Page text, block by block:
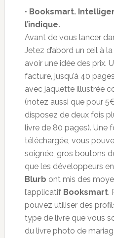
• Booksmart.
l’indique.
Avant de vous lancer
Jetez d’abord un œil à
avoir une idée des prix.
facture, jusqu’à 40
avec jaquette illustrée
(notez aussi que pour
disposez de deux fois
livre de 80 pages). Une
téléchargée, vous
soignée, gros boutons
que les développeurs
Blurb ont mis des
l’applicatif Booksmart.
pouvez utiliser des
type de livre que vous
du livre photo de